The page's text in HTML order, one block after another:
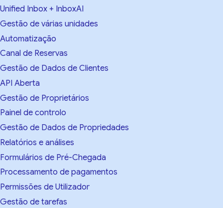
Unified Inbox + InboxAI
Gestão de várias unidades
Automatização
Canal de Reservas
Gestão de Dados de Clientes
API Aberta
Gestão de Proprietários
Painel de controlo
Gestão de Dados de Propriedades
Relatórios e análises
Formulários de Pré-Chegada
Processamento de pagamentos
Permissões de Utilizador
Gestão de tarefas